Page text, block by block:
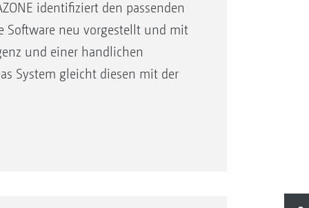
identifiziert den passenden
Software neu vorgestellt und mit
und einer handlichen
System gleicht diesen mit der